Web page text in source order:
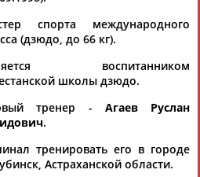
Мария
АБАКУМОВА
АБАЛАКИНА
АБАЧАРАЕВ
Ростом
АБАШИДЗЕ
спорта международного
(дзюдо, до 66 кг).
воспитанником
школы дзюдо.
тренер - Агаев Руслан
.
тренировать его в городе
Астраханской области.